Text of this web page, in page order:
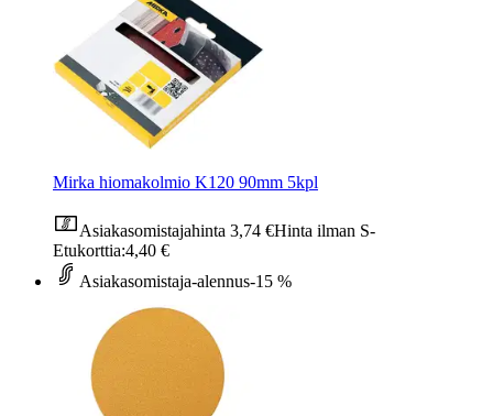
Mirka hiomakolmio K120 90mm 5kpl
Asiakasomistajahinta 3,74 €Hinta ilman S-
Etukorttia:4,40 €
Asiakasomistaja-alennus-15 %